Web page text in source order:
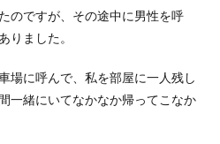
のですが、その途中に男性を呼
りました。
場に呼んで、私を部屋に一人残し
一緒にいてなかなか帰ってこなか